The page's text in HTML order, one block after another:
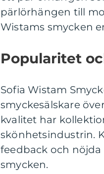
pärlörhängen till
Wistams smycken
Popularitet
Sofia Wistam
smyckesälskare
kvalitet har
skönhetsindustrin.
feedback och nöjda
smycken.